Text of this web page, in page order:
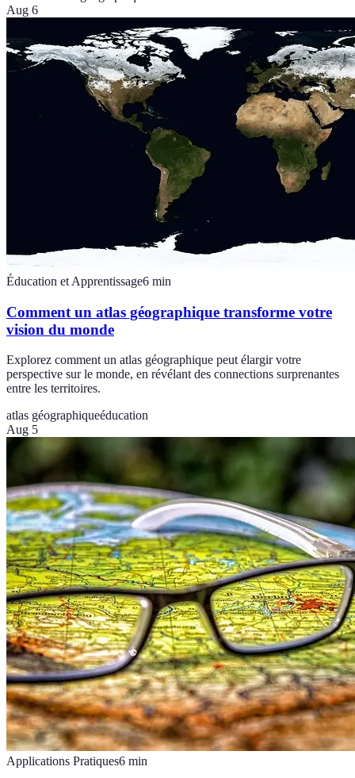
Aug 6
Éducation et Apprentissage6 min
Comment un atlas géographique transforme votre
vision du monde
Explorez comment un atlas géographique peut élargir votre
perspective sur le monde, en révélant des connections surprenantes
entre les territoires.
atlas géographiqueéducation
Aug 5
Applications Pratiques6 min